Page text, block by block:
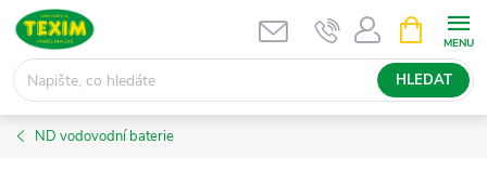
Přejít
obsah
HLEDAT
NÁKUPNÍ
KOŠÍK
ND vodovodní baterie